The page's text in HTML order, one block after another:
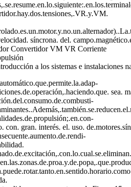
síncrona. del.
Convertidor VM VR Corriente
a los sistemas e instalaciones
con. gran. interés. el. uso.